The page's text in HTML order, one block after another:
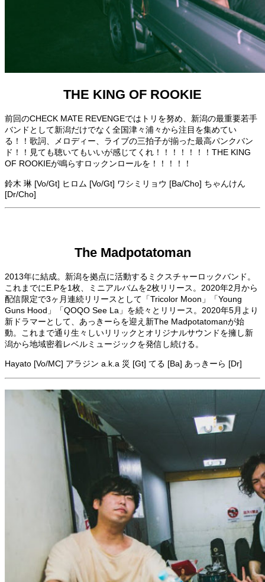
THE KING OF ROOKIE
前回のCHECK MATE REVENGEではトリを努め、新潟の最重要若手
バンドとして新潟だけでなく全国津々浦々から注目を集めてい
る！！歌詞、メロディー、ライブの三拍子が揃った最高パンクバン
ド！！見ても聴いてもいいが感じてくれ！！！！！！！THE KING
OF ROOKIEが鳴らすロックンロールを！！！！！
鈴木 琳 [Vo/Gt] ヒロム [Vo/Gt] ワシミリョウ [Ba/Cho] ちゃんけん
[Dr/Cho]
The Madpotatoman
2013年に結成。新潟を拠点に活動するミクスチャーロックバンド。
これまでにE.Pを1枚、ミニアルバムを2枚リリース。2020年2月から
配信限定で3ヶ月連続リリースとして「Tricolor Moon」「Young
Guns Hood」「QOQO See La」を続々とリリース。2020年5月より
新ドラマーとして、あっきーらを迎え新The Madpotatomanが始
動。これまで通り生々しいリリックとオリジナルサウンドを擁し新
潟から地域密着レベルミュージックを発信し続ける。
Hayato [Vo/MC] アラジン a.k.a 災 [Gt] てる [Ba] あっきーら [Dr]